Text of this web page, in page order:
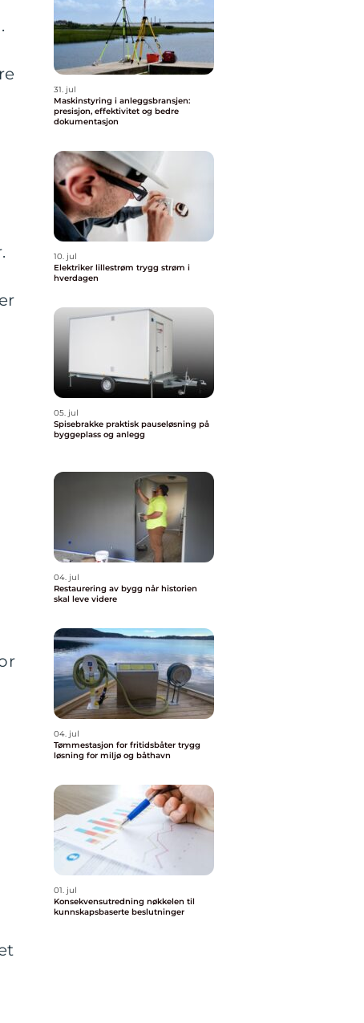
31. jul
Maskinstyring i anleggsbransjen:
presisjon, effektivitet og bedre
dokumentasjon
10. jul
Elektriker lillestrøm trygg strøm i
hverdagen
05. jul
Spisebrakke praktisk pauseløsning på
byggeplass og anlegg
04. jul
Restaurering av bygg når historien
skal leve videre
04. jul
Tømmestasjon for fritidsbåter trygg
løsning for miljø og båthavn
01. jul
Konsekvensutredning nøkkelen til
kunnskapsbaserte beslutninger